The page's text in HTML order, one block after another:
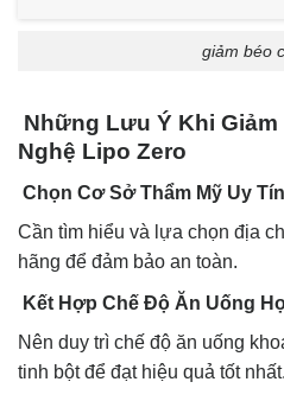
giảm béo
Những Lưu Ý Khi
Nghệ Lipo Zero
Chọn Cơ Sở Thẩm Mỹ Uy Tín
Cần tìm hiểu và lựa chọn địa
hãng để đảm bảo an toàn.
Kết Hợp Chế Độ Ăn Uống
Nên duy trì chế độ ăn uống
tinh bột để đạt hiệu quả tốt nhất.